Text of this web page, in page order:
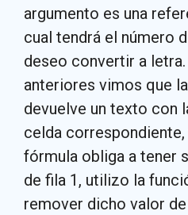
argumento es una
cual tendrá el número
deseo convertir a
anteriores vimos que
devuelve un texto con
celda correspondiente,
fórmula obliga a tener
de fila 1, utilizo la
remover dicho valor